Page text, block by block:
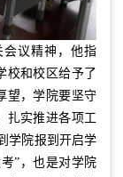
议精神，他指
校和校区给予了
望，学院要坚守
扎实推进各项工
学院报到开启学
”，也是对学院